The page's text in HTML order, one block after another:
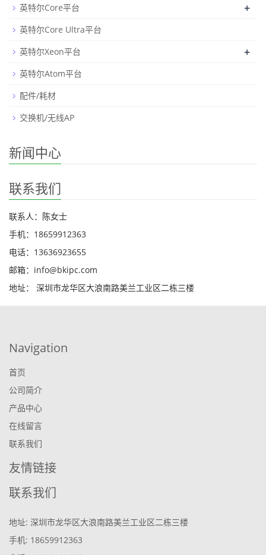
英特尔Core平台 +
英特尔Core Ultra平台
英特尔Xeon平台
+
英特尔Atom平台
配件/耗材
交换机/无线AP
新闻中心
联系我们
联系人：陈女士
手机：18659912363
电话：13636923655
邮箱：info@bkipc.com
地址： 深圳市龙华区大浪南路美兰工业区二栋三楼
Navigation
首页
公司简介
产品中心
在线留言
联系我们
友情链接
联系我们
地址: 深圳市龙华区大浪南路美兰工业区二栋三楼
手机: 18659912363